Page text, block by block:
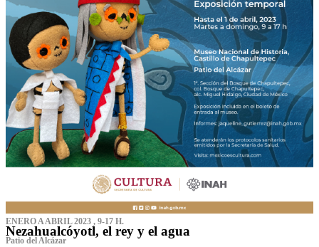
ENERO A ABRIL 2023 , 9-17 H.
Nezahualcóyotl, el rey y el agua
Patio del Alcázar